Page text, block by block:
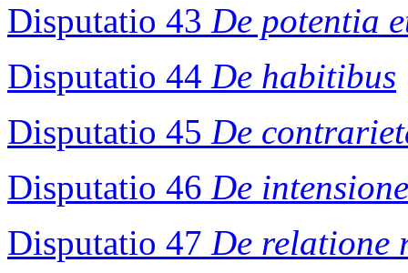
Disputatio 43 De potentia
Disputatio 44 De habitibus
Disputatio 45 De
Disputatio 46 De
Disputatio 47 De relatione